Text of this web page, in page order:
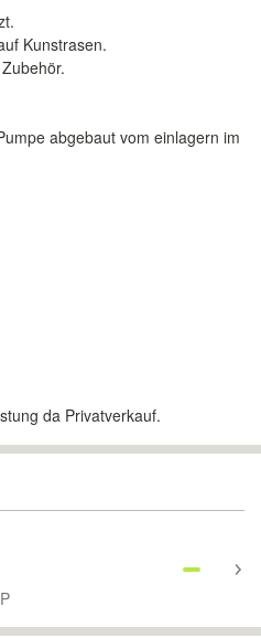
Kunstrasen.
abgebaut vom einlagern im
da Privatverkauf.